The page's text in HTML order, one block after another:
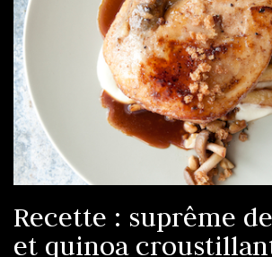
Recette : suprême
et quinoa